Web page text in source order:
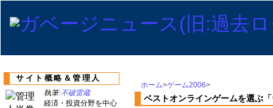
ホーム>ゲーム2006>
ベストオンラインゲームを選ぶ
サイト概略＆管理人
執筆:不破雷蔵
経済・投資分野を中心